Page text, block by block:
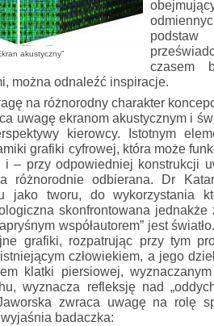
akustyczny”
czasem
można odnaleźć inspiracje.
na różnorodny charakter
uwagę ekranom akustycznym i
kierowcy. Istotnym
grafiki cyfrowej, która może
i – przy odpowiedniej konstrukcji
różnorodnie odbierana. Dr
jako tworu, do wykorzystania
skonfrontowana jednakże
współautorem” jest
grafiki, rozpatrując przy tym
człowiekiem, a jego
klatki piersiowej,
wyznacza refleksję nad
zwraca uwagę na rolę
badaczka: